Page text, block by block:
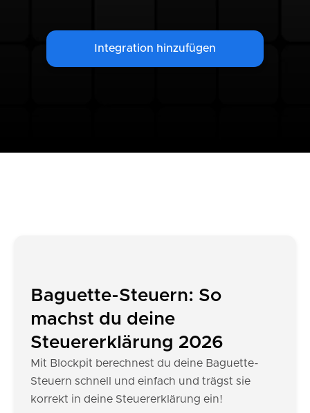
Integration hinzufügen
Baguette-Steuern: So
machst du deine
Steuererklärung 2026
Mit Blockpit berechnest du deine Baguette-
Steuern schnell und einfach und trägst sie
korrekt in deine Steuererklärung ein!